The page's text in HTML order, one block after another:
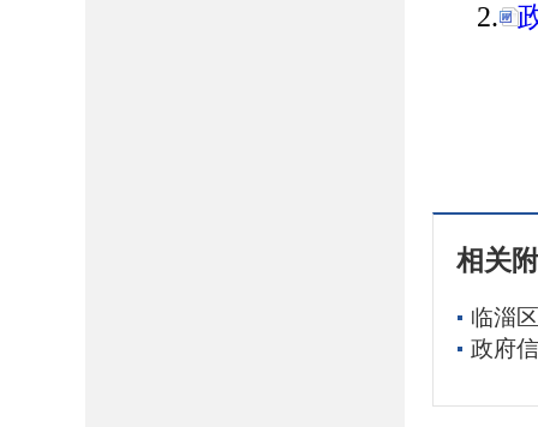
2.
相关
临淄
政府